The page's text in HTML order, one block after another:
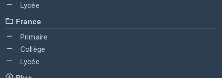
Lycée
France
Primaire
Collège
Lycée